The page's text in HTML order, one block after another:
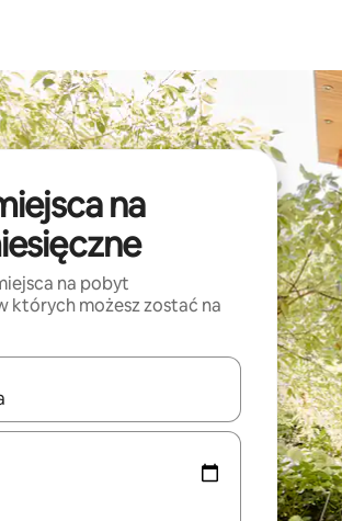
na
na pobyt
których możesz zostać na
możesz poruszać się po nich za